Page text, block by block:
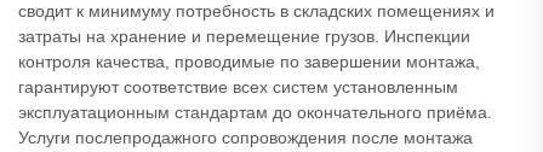
сводит к минимуму потребность в складских помещениях и
затраты на хранение и перемещение грузов. Инспекции
контроля качества, проводимые по завершении монтажа,
гарантируют соответствие всех систем установленным
эксплуатационным стандартам до окончательного приёма.
Услуги послепродажного сопровождения после монтажа